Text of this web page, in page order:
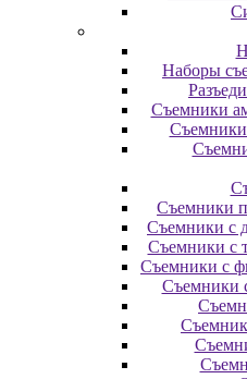
Наборы
Съемники
Съемники
Съемники с
Съемники с
Съемники с
Съемники